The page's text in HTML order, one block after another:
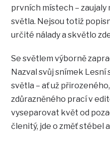
prvních místech – zaujaly
světla. Nejsou totiž
určité nálady a skvětlo
Se světlem výborně
Nazval svůj snímek
světla – ať už
zdůrazněného prací v
vyseparovat květ od
členitý, jde o změť stébel